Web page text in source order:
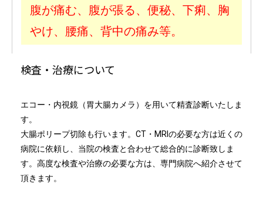
腹が痛む、腹が張る、便秘、下痢、胸
やけ、腰痛、背中の痛み等。
検査・治療について
エコー・内視鏡（胃大腸カメラ）を用いて精査診断いたしま
す。
大腸ポリープ切除も行います。CT・MRIの必要な方は近くの
病院に依頼し、当院の検査と合わせて総合的に診断致しま
す。高度な検査や治療の必要な方は、専門病院へ紹介させて
頂きます。